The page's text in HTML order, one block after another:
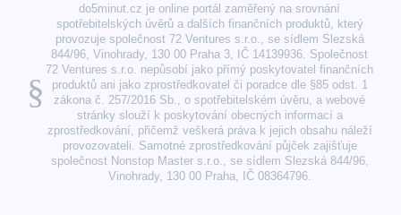
§
do5minut.cz je online portál zaměřený na srovnání
spotřebitelských úvěrů a dalších finančních produktů, který
provozuje společnost 72 Ventures s.r.o., se sídlem Slezská
844/96, Vinohrady, 130 00 Praha 3, IČ 14139936. Společnost
72 Ventures s.r.o. nepůsobí jako přímý poskytovatel finančních
produktů ani jako zprostředkovatel či poradce dle §85 odst. 1
zákona č. 257/2016 Sb., o spotřebitelském úvěru, a webové
stránky slouží k poskytování obecných informací a
zprostředkování, přičemž veškerá práva k jejich obsahu náleží
provozovateli. Samotné zprostředkování půjček zajišťuje
společnost Nonstop Master s.r.o., se sídlem Slezská 844/96,
Vinohrady, 130 00 Praha, IČ 08364796.